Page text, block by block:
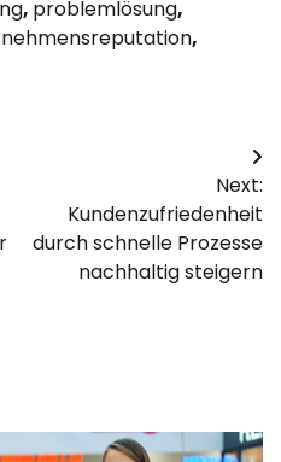
, problemlösung,
,
Next:
Kundenzufriedenheit
durch schnelle Prozesse
nachhaltig steigern